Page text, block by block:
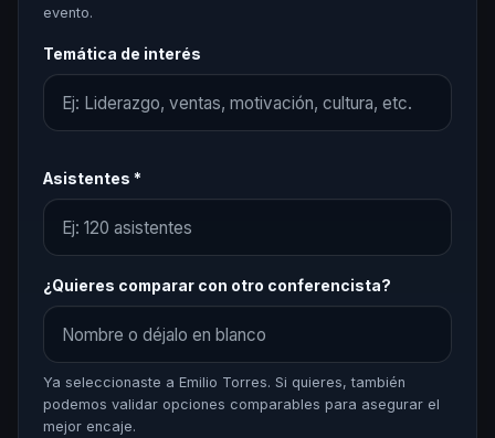
evento.
Temática de interés
Asistentes *
¿Quieres comparar con otro conferencista?
Ya seleccionaste a Emilio Torres. Si quieres, también
podemos validar opciones comparables para asegurar el
mejor encaje.